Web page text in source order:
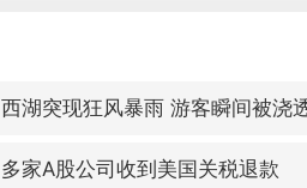
西湖突现狂风暴雨 游客瞬间被浇
多家A股公司收到美国关税退款